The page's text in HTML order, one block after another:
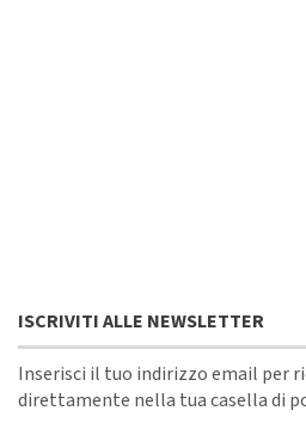
ISCRIVITI ALLE NEWSLETTER
Inserisci il tuo indirizzo email per
direttamente nella tua casella di